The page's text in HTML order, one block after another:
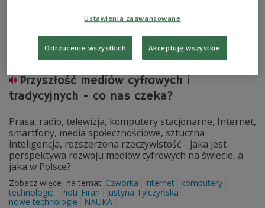
Przyszłość mediów cyfrowych i
tradycyjnych - co nas czeka?
Prasa, radio, telewizja, komputery stacjonarne, Internet,
smartfony, media społecznościowe, sztuczna
inteligencja, rozszerzona rzeczywistość - jaka jest
perspektywa rozwoju mediów cyfrowych na świecie, a
jaka w Polsce?
Zobacz więcej na temat: Czwórka internet
komputery
technologie
Piotr Firan
Justyna Tylczyńska
nowe technologie
NAUKA
Ustawienia zaawansowane
Odrzucenie wszystkich Akceptuję wszystkie